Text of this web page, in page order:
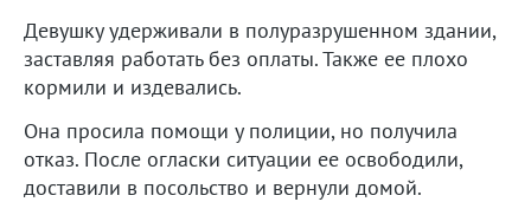
Девушку удерживали в полуразрушенном здании,
заставляя работать без оплаты. Также ее плохо
кормили и издевались.
Она просила помощи у полиции, но получила
отказ. После огласки ситуации ее освободили,
доставили в посольство и вернули домой.